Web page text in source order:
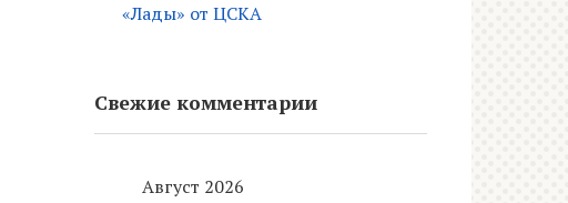
«Лады» от ЦСКА
Свежие комментарии
Август 2026